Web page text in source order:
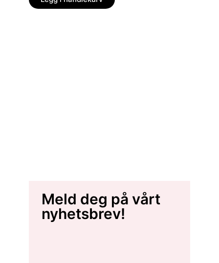
Meld deg på vårt
nyhetsbrev!